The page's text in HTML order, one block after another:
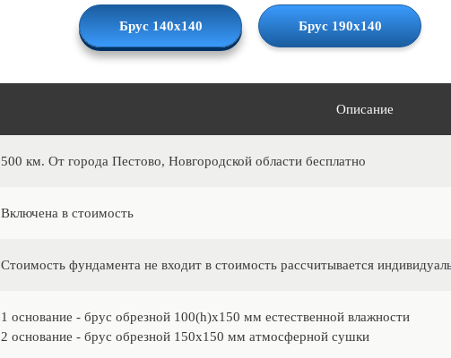
Брус 140х140 Брус 190х140
Описание
500 км. От города Пестово, Новгородской области бесплатно
Включена в стоимость
Стоимость фундамента не входит в стоимость рассчитывается
1 основание - брус обрезной 100(h)х150 мм естественной влажности
2 основание - брус обрезной 150х150 мм атмосферной сушки